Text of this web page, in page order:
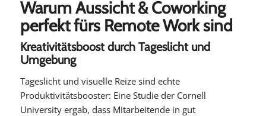
Warum Aussicht & Coworking
perfekt fürs Remote Work sind
Kreativitätsboost durch Tageslicht und
Umgebung
Tageslicht und visuelle Reize sind echte
Produktivitätsbooster: Eine Studie der Cornell
University ergab, dass Mitarbeitende in gut